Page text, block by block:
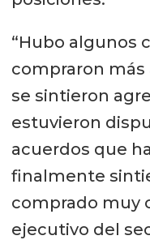
“Hubo algunos
compraron
se sintieron
estuvieron
acuerdos que
finalmente
comprado muy
ejecutivo del